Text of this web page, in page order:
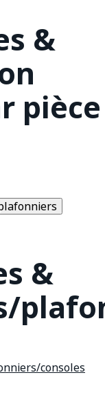
&
pièce
&
consoles